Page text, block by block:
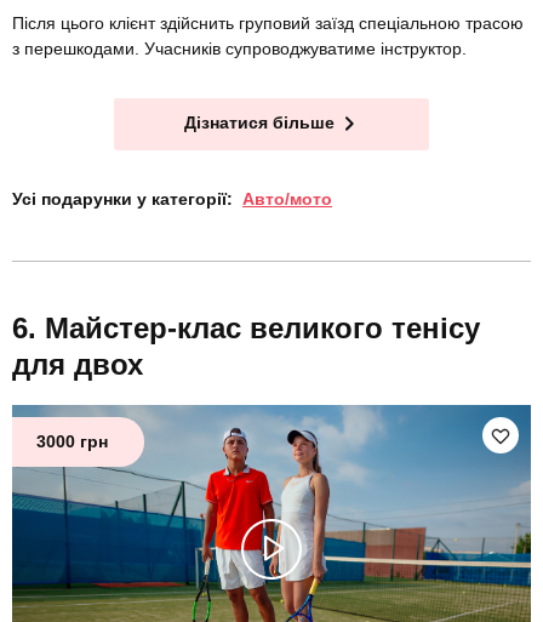
Після цього клієнт здійснить груповий заїзд спеціальною трасою
з перешкодами. Учасників супроводжуватиме інструктор.
Дізнатися більше
Усі подарунки у категорії: Авто/мото
Майстер-клас великого тенісу
для двох
3000 грн